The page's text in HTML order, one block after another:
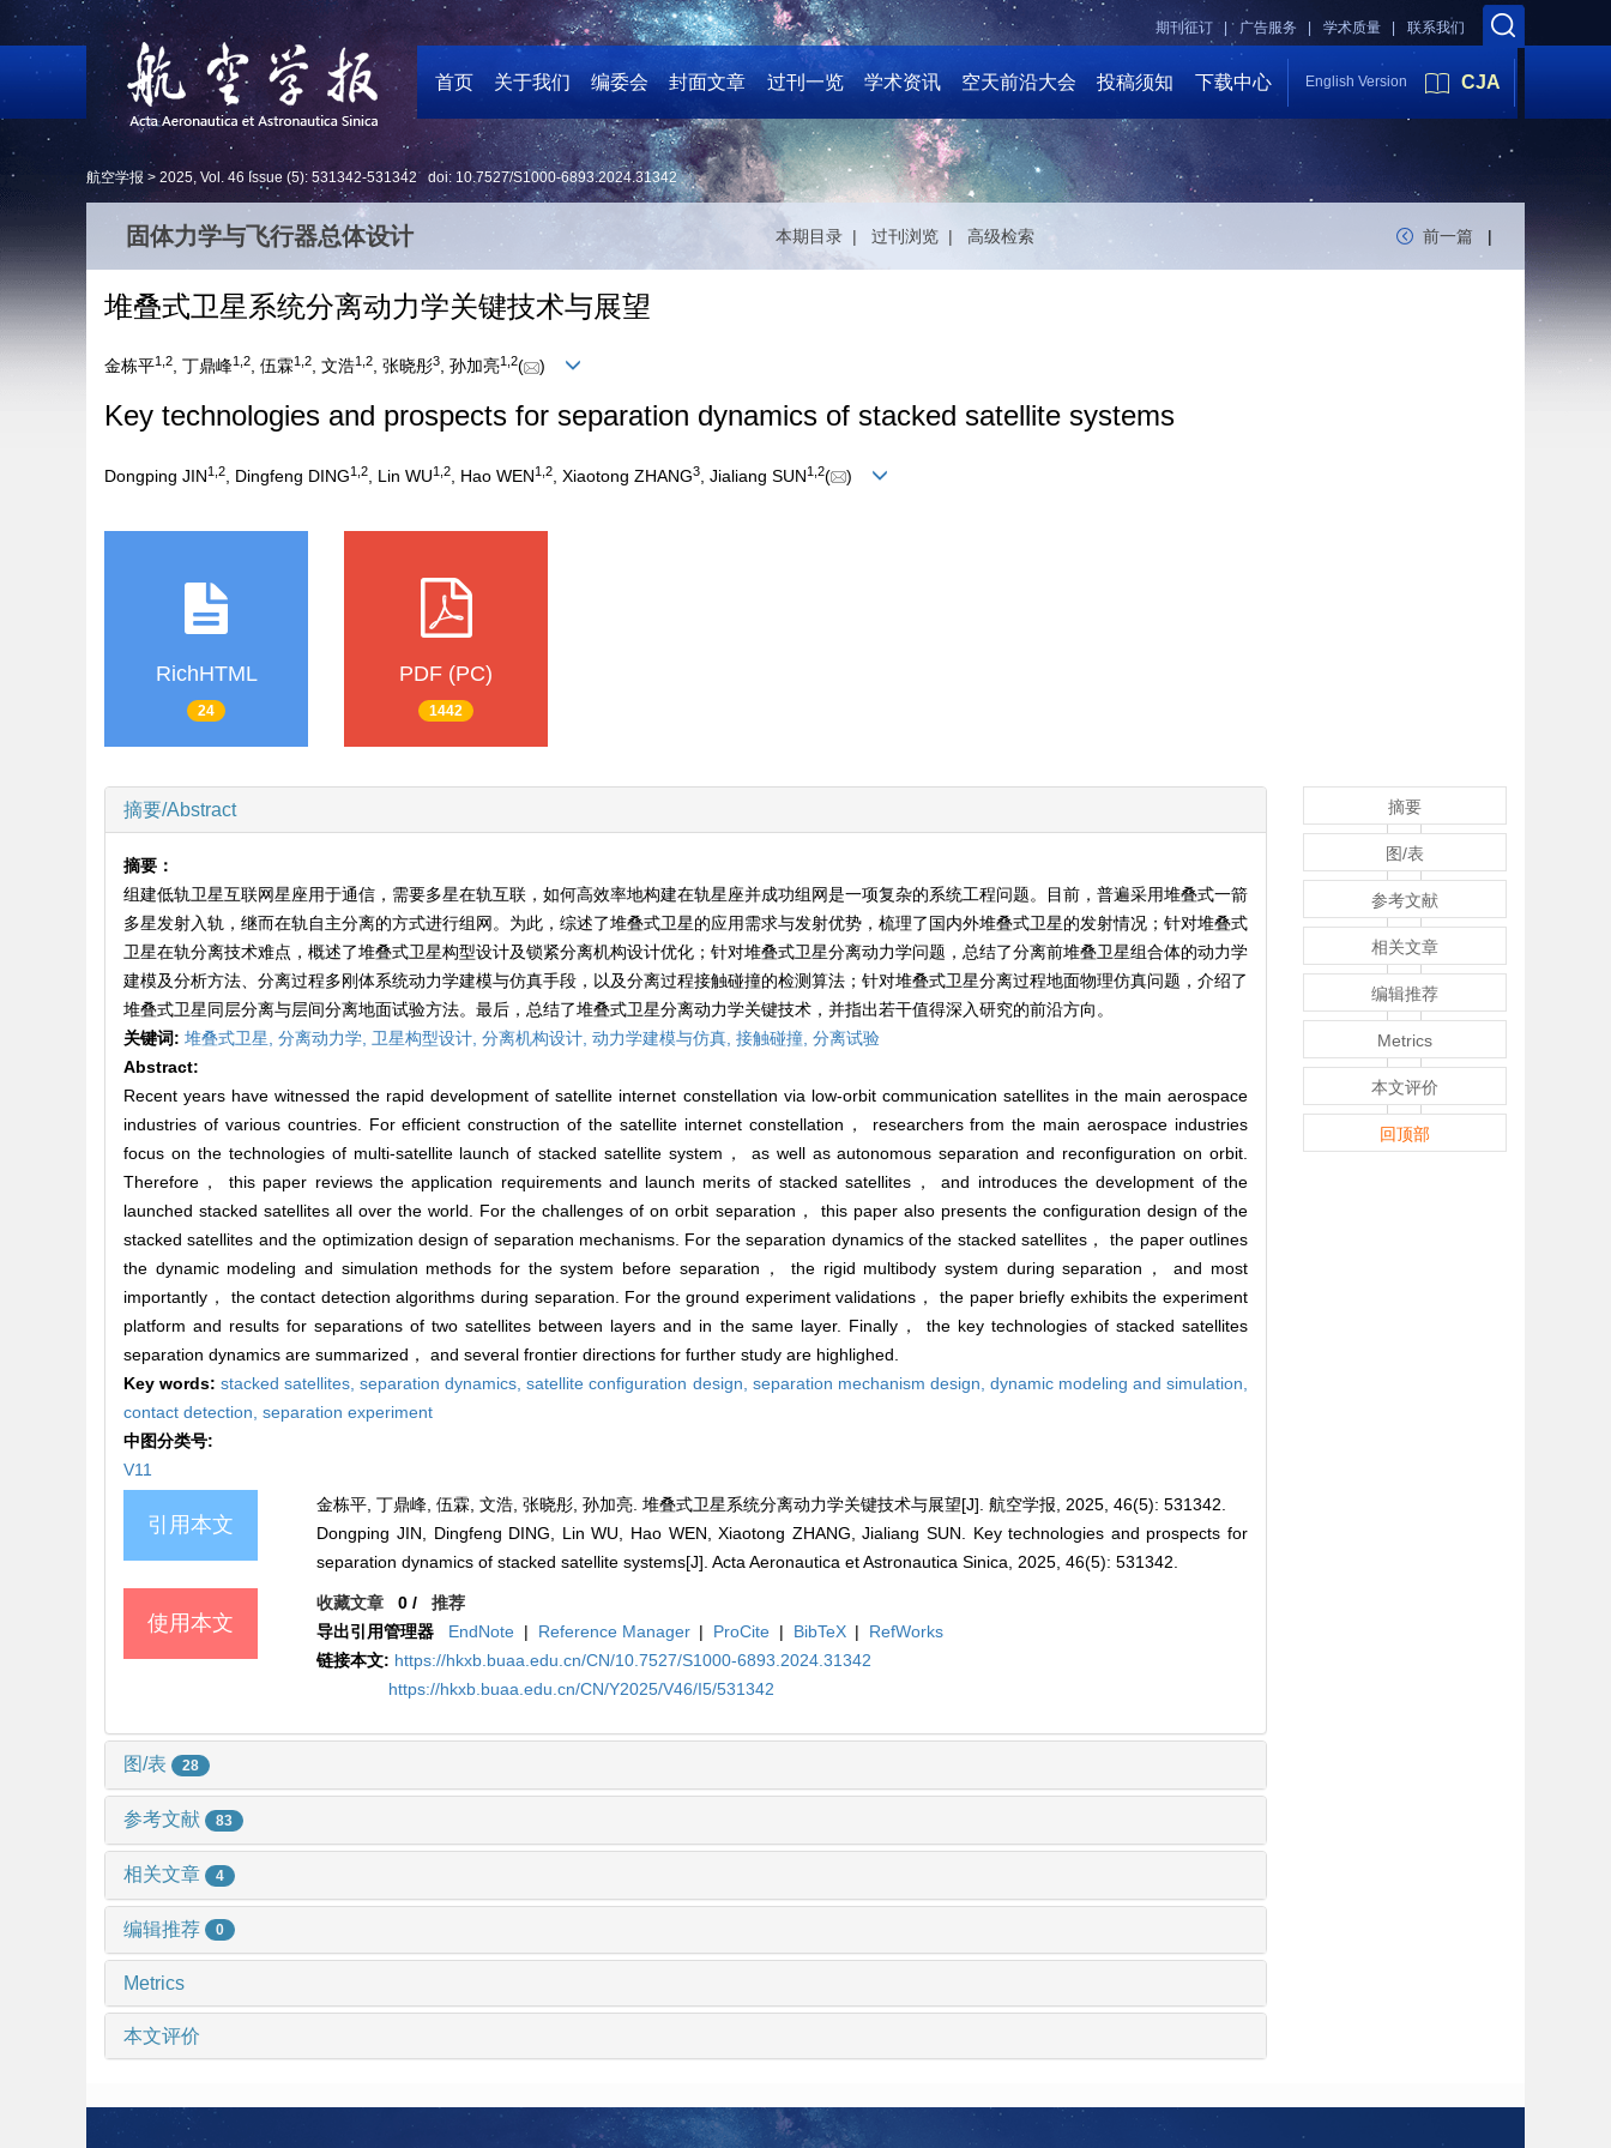
联系我们
学术质量 |
广告服务 |
期刊征订 |
首页 关于我们 编委会 封面文章 过刊一览 学术资讯 空天前沿大会 投稿须知 下载中心 English Version CJA
航空学报 > 2025, Vol. 46 Issue (5): 531342-531342 doi:10.7527/S1000-6893.2024.31342
固体力学与飞行器总体设计 本期目录 | 过刊浏览 | 高级检索 前一篇 |
堆叠式卫星系统分离动力学关键技术与展望
金栋平1 2, 丁鼎峰1 2, 伍霖1 2, 文浩1 2, 张晓彤3, 孙加亮1 2( )
Key technologies and prospects for separation dynamics of stacked satellite systems
Dongping JIN1 2 , Dingfeng DING1 2 , Lin WU1 2 , Hao WEN1 2 , Xiaotong ZHANG3 , Jialiang SUN1 2( )
RichHTML
24
PDF (PC)
1442
摘要/Abstract
摘要：
组建低轨卫星互联网星座用于通信，需要多星在轨互联，如何高效率地构建在轨星座并成功组网是一项复杂的系统工程问题。目前，普遍采用堆叠式一箭
多星发射入轨，继而在轨自主分离的方式进行组网。为此，综述了堆叠式卫星的应用需求与发射优势，梳理了国内外堆叠式卫星的发射情况；针对堆叠式
卫星在轨分离技术难点，概述了堆叠式卫星构型设计及锁紧分离机构设计优化；针对堆叠式卫星分离动力学问题，总结了分离前堆叠卫星组合体的动力学
建模及分析方法、分离过程多刚体系统动力学建模与仿真手段，以及分离过程接触碰撞的检测算法；针对堆叠式卫星分离过程地面物理仿真问题，介绍了
堆叠式卫星同层分离与层间分离地面试验方法。最后，总结了堆叠式卫星分离动力学关键技术，并指出若干值得深入研究的前沿方向。
关键词: 堆叠式卫星, 分离动力学, 卫星构型设计, 分离机构设计, 动力学建模与仿真, 接触碰撞, 分离试验
Abstract:
Recent years have witnessed the rapid development of satellite internet constellation via low-orbit communication satellites in the main aerospace
industries of various countries. For efficient construction of the satellite internet constellation， researchers from the main aerospace industries
focus on the technologies of multi-satellite launch of stacked satellite system， as well as autonomous separation and reconfiguration on orbit.
Therefore， this paper reviews the application requirements and launch merits of stacked satellites， and introduces the development of the
launched stacked satellites all over the world. For the challenges of on orbit separation， this paper also presents the configuration design of the
stacked satellites and the optimization design of separation mechanisms. For the separation dynamics of the stacked satellites， the paper outlines
the dynamic modeling and simulation methods for the system before separation， the rigid multibody system during separation， and most
importantly， the contact detection algorithms during separation. For the ground experiment validations， the paper briefly exhibits the experiment
platform and results for separations of two satellites between layers and in the same layer. Finally， the key technologies of stacked satellites
separation dynamics are summarized， and several frontier directions for further study are highlighed.
Key words:stacked satellites,separation dynamics,satellite configuration design, separation mechanism design, dynamic modeling and simulation,
contact detection, separation experiment
中图分类号:
V11
引用本文
金栋平, 丁鼎峰, 伍霖, 文浩, 张晓彤, 孙加亮. 堆叠式卫星系统分离动力学关键技术与展望[J]. 航空学报, 2025, 46(5): 531342.
Dongping JIN, Dingfeng DING, Lin WU, Hao WEN, Xiaotong ZHANG, Jialiang SUN. Key technologies and prospects for
separation dynamics of stacked satellite systems[J]. Acta Aeronautica et Astronautica Sinica, 2025, 46(5): 531342.
使用本文
收藏文章 0 /推荐
导出引用管理器
EndNote | Reference Manager | ProCite | BibTeX |
RefWorks
链接本文: https://hkxb.buaa.edu.cn/CN/10.7527/S1000-6893.2024.31342
https://hkxb.buaa.edu.cn/CN/Y2025/V46/I5/531342
图/表 28
参考文献 83
相关文章 4
编辑推荐 0
Metrics
本文评价
摘要
图/表
参考文献
相关文章
编辑推荐
Metrics
本文评价
回顶部